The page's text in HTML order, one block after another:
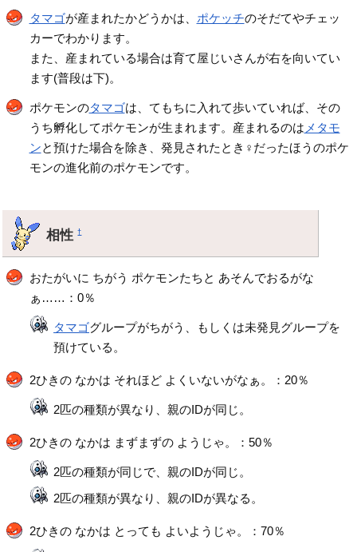
タマゴが産まれたかどうかは、 ポケッチのそだてやチェッ
カーでわかります。
また、産まれている場合は育て屋じいさんが右を向いてい
ます(普段は下)。
ポケモンのタマゴは、てもちに入れて歩いていれば、その
うち孵化してポケモンが生まれます。産まれるのは メタモ
ンと預けた場合を除き、発見されたとき♀だったほうのポケ
モンの進化前のポケモンです。
相性†
おたがいに ちがう ポケモンたちと あそんでおるがな
ぁ……：0％
タマゴグループがちがう、もしくは未発見グループを
預けている。
2ひきの なかは それほど よくいないがなぁ。：20％
2匹の種類が異なり、親のIDが同じ。
2ひきの なかは まずまずの ようじゃ。：50％
2匹の種類が同じで、親のIDが同じ。
2匹の種類が異なり、親のIDが異なる。
2ひきの なかは とっても よいようじゃ。：70％